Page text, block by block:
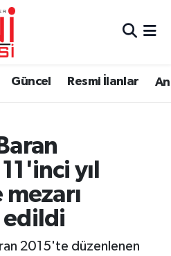
Güncel Resmi İlanlar
yıl
edildi
2015'te düzenlenen
Haritası
ve Fikstür